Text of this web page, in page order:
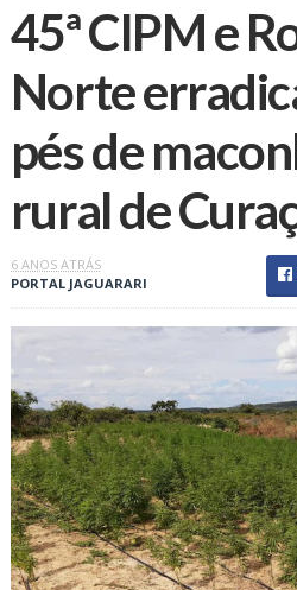
45ª CIPM e
Norte
pés de
rural de
6 ANOS ATRÁS
PORTAL JAGUARARI